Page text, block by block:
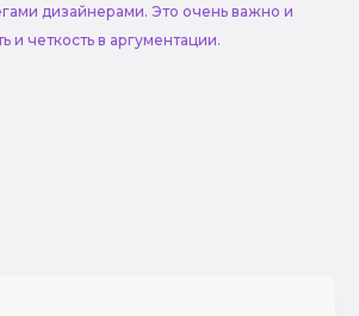
дизайнерами. Это очень важно и
и четкость в аргументации.